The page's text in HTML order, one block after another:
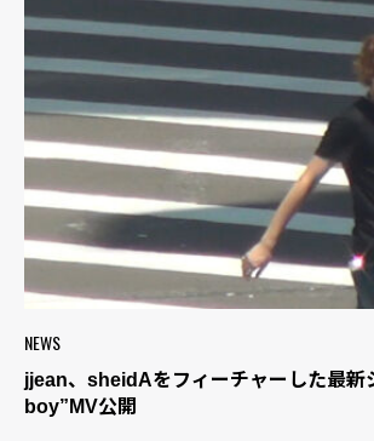
NEWS
jjean、sheidAをフィーチャーした最新
boy”MV公開